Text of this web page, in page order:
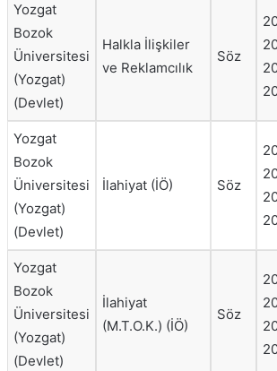
Yozgat
Bozok
Üniversitesi
(Yozgat)
(Devlet)
Halkla İlişkiler
ve Reklamcılık
Söz
Yozgat
Bozok
Üniversitesi
(Yozgat)
(Devlet)
İlahiyat (İÖ) Söz
Yozgat
Bozok
Üniversitesi
(Yozgat)
(Devlet)
İlahiyat
(M.T.O.K.) (İÖ)
Söz